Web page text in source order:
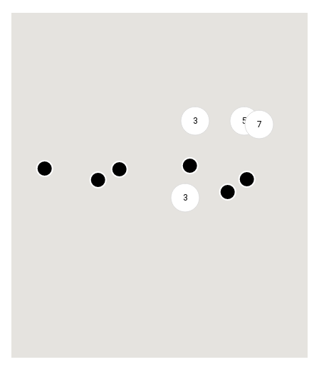
3
3
5 7